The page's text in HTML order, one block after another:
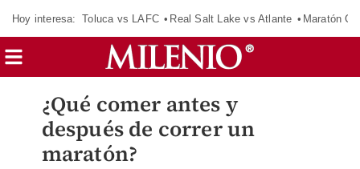
Hoy interesa: Toluca vs LAFC Real Salt Lake vs Atlante Maratón
¿Qué comer antes y
después de correr un
maratón?